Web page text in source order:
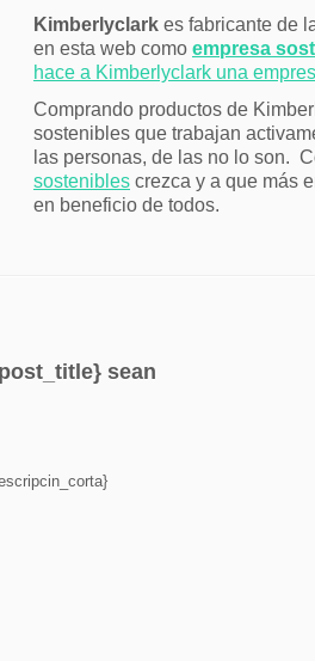
Kimberlyclarkes fabricante de
en esta web como empresa
hace a Kimberlyclark una
Comprando productos de
sostenibles que trabajan
las personas, de las no lo son.
sosteniblescrezca y a que más
en beneficio de todos.
sean